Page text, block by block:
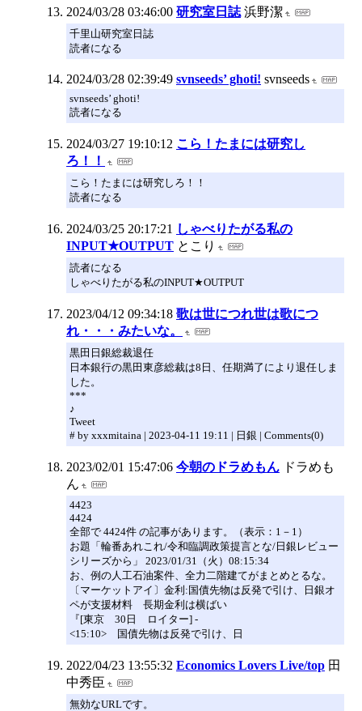
2024/03/28 03:46:00 研究室日誌 浜野潔
千里山研究室日誌
読者になる
2024/03/28 02:39:49 svnseeds’ ghoti! svnseeds
svnseeds’ ghoti!
読者になる
2024/03/27 19:10:12 こら！たまには研究し
ろ！！
こら！たまには研究しろ！！
読者になる
2024/03/25 20:17:21 しゃべりたがる私の
INPUT★OUTPUT とこり
読者になる
しゃべりたがる私のINPUT★OUTPUT
2023/04/12 09:34:18 歌は世につれ世は歌につ
れ・・・みたいな。
黒田日銀総裁退任
日本銀行の黒田東彦総裁は8日、任期満了により退任しま
した。
***
♪
Tweet
# by xxxmitaina | 2023-04-11 19:11 | 日銀 | Comments(0)
2023/02/01 15:47:06 今朝のドラめもん ドラめも
ん
4423
4424
全部で 4424件 の記事があります。（表示：1－1）
お題「輪番あれこれ/令和臨調政策提言とな/日銀レビュー
シリーズから」 2023/01/31（火）08:15:34
お、例の人工石油案件、全力二階建てがまとめとるな。
〔マーケットアイ〕金利:国債先物は反発で引け、日銀オ
ペが支援材料 長期金利は横ばい
『[東京 30日 ロイター] -
<15:10> 国債先物は反発で引け、日
2022/04/23 13:55:32 Economics Lovers Live/top 田
中秀臣
無効なURLです。